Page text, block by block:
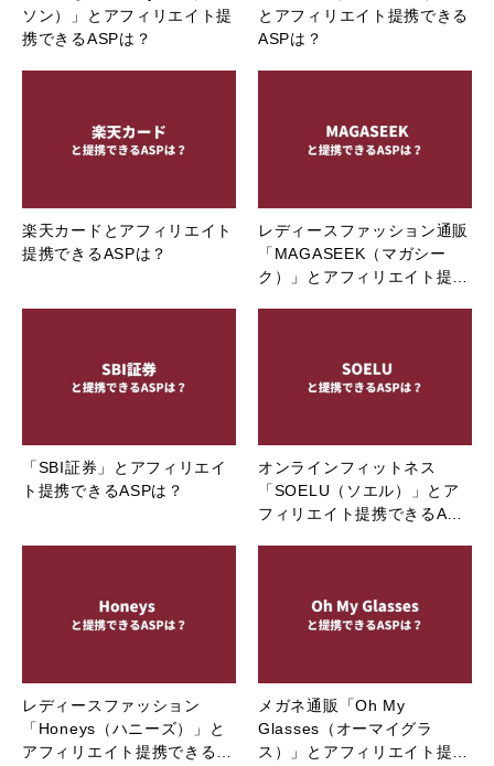
ソン）」とアフィリエイト提
携できるASPは？
とアフィリエイト提携できる
ASPは？
楽天カードとアフィリエイト
提携できるASPは？
レディースファッション通販
「MAGASEEK（マガシー
ク）」とアフィリエイト提…
「SBI証券」とアフィリエイ
ト提携できるASPは？
オンラインフィットネス
「SOELU（ソエル）」とア
フィリエイト提携できるA…
レディースファッション
「Honeys（ハニーズ）」と
アフィリエイト提携できる…
メガネ通販「Oh My
Glasses（オーマイグラ
ス）」とアフィリエイト提…